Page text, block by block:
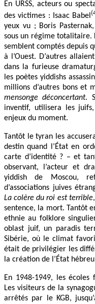
En URSS, acteurs ou
des victimes : Isaac Babel
yeux vu ; Boris
sous un régime totalitaire.
semblent comptés depuis
à l’Ouest. D’autres
dans la furieuse
les poètes yiddishs
millions d’autres bons et
mensonge déconcertant.
inventif, utilisera les
enjeux du moment.
Tantôt le tyran les
destin quand l’État en
carte d’identité ? – et
observant, l’acteur et
yiddish de Moscou,
d’associations juives
La colère du roi est terrible
sentence, la mort. Tantôt
ethnie au folklore
oblast juif, un paradis
Sibérie, où le climat
était de privilégier les
la création de l’État
En 1948-1949, les
Les visiteurs de la
arrêtés par le KGB,